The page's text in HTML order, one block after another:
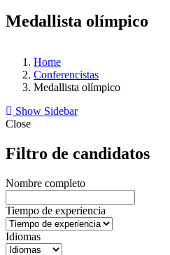
Medallista olímpico
Home
Conferencistas
Medallista olímpico
Show Sidebar
Close
Filtro de candidatos
Nombre completo
Tiempo de experiencia
Idiomas